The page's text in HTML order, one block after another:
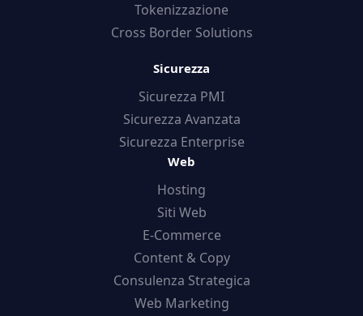
Tokenizzazione
Cross Border Solutions
Sicurezza
Sicurezza PMI
Sicurezza Avanzata
Sicurezza Enterprise
Web
Hosting
Siti Web
E-Commerce
Content & Copy
Consulenza Strategica
Web Marketing